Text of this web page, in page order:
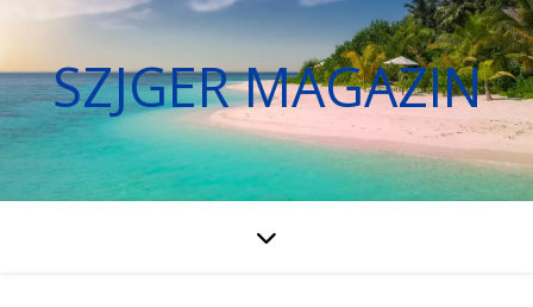
SZJGER MAGAZIN